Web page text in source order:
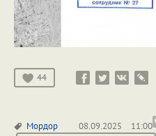
44
Мордор 08.09.2025 11:00